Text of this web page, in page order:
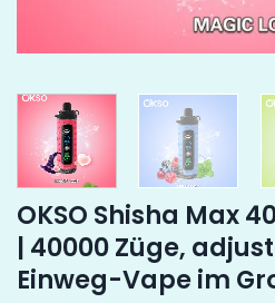
OKSO Shisha Max
| 40000 Züge,
Einweg-Vape im